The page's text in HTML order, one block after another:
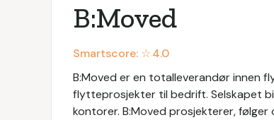
B:Moved
Smartscore: ☆4.0
B:Moved er en totalleverandør innen
flytteprosjekter til bedrift. Selskapet
kontorer. B:Moved prosjekterer,